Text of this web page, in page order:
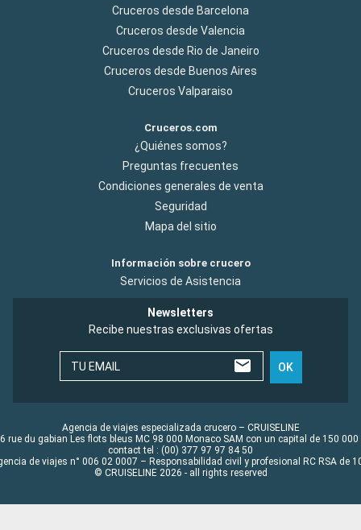
Cruceros desde Barcelona
Cruceros desde Valencia
Cruceros desde Rio de Janeiro
Cruceros desde Buenos Aires
Cruceros Valparaiso
Cruceros.com
¿Quiénes somos?
Preguntas frecuentes
Condiciones generales de venta
Seguridad
Mapa del sitio
Información sobre crucero
Servicios de Asistencia
Newsletters
Recibe nuestras exclusivas ofertas
TU EMAIL OK
Agencia de viajes especializada crucero – CRUISELINE
rue du gabian Les flots bleus MC 98 000 Monaco SAM con un capital de 150 000
contact tel : (00) 377 97 97 84 50
de viajes n° 006 02 0007 – Responsabilidad civil y profesional RC RSA de
© CRUISELINE 2026 - all rights reserved